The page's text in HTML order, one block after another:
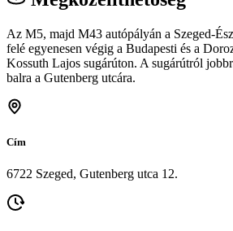
Az M5, majd M43 autópályán a Szeged-
felé egyenesen végig a Budapesti és a
Kossuth Lajos sugárúton. A sugárútról
balra a Gutenberg utcára.
Cím
6722 Szeged, Gutenberg utca 12.